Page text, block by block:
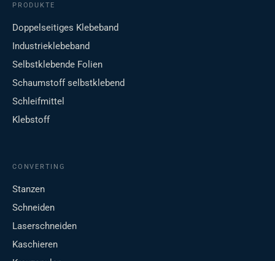
PRODUKTE
Doppelseitiges Klebeband
Industrieklebeband
Selbstklebende Folien
Schaumstoff selbstklebend
Schleifmittel
Klebstoff
CONVERTING
Stanzen
Schneiden
Laserschneiden
Kaschieren